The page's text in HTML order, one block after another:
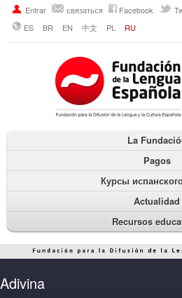
Entrar связаться Facebook
ES
BR EN 中文 PL RU
La
Pagos
Курсы
Actualidad
Recursos
Adivina